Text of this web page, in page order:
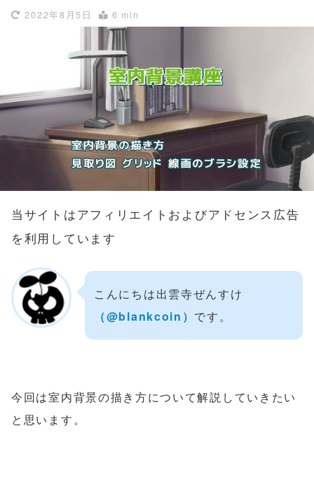
2022年8月5日 6 min
当サイトはアフィリエイトおよびアドセンス広告
を利用しています
こんにちは出雲寺ぜんすけ
（‎@blankcoin） です。
今回は室内背景の描き方について解説していきたい
と思います。